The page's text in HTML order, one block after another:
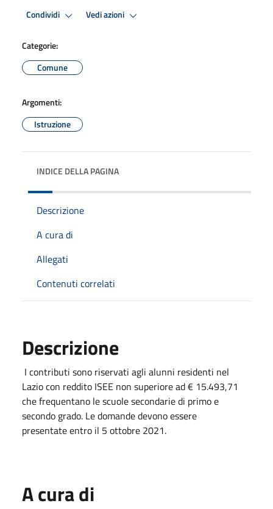
Condividi Vedi azioni
Categorie:
Comune
Argomenti:
Istruzione
INDICE DELLA PAGINA
Descrizione
A cura di
Allegati
Contenuti correlati
Descrizione
I contributi sono riservati agli alunni residenti nel
Lazio con reddito ISEE non superiore ad € 15.493,71
che frequentano le scuole secondarie di primo e
secondo grado. Le domande devono essere
presentate entro il 5 ottobre 2021.
A cura di